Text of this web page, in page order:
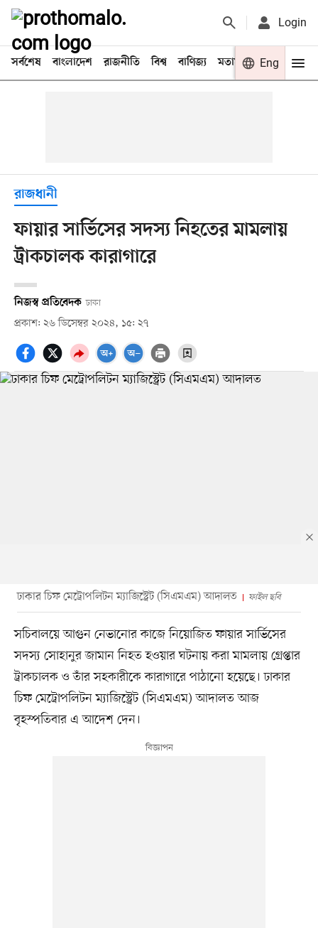
Login
সর্বশেষ বাংলাদেশ রাজনীতি বিশ্ব বাণিজ্য মতামত খেলা
Eng
রাজধানী
ফায়ার সার্ভিসের সদস্য নিহতের মামলায়
ট্রাকচালক কারাগারে
নিজস্ব প্রতিবেদক ঢাকা
প্রকাশ: ২৬ ডিসেম্বর ২০২৪, ১৫: ২৭
ঢাকার চিফ মেট্রোপলিটন ম্যাজিস্ট্রেট (সিএমএম) আদালত ফাইল ছবি
সচিবালয়ে আগুন নেভানোর কাজে নিয়োজিত ফায়ার সার্ভিসের
সদস্য সোহানুর জামান নিহত হওয়ার ঘটনায় করা মামলায় গ্রেপ্তার
ট্রাকচালক ও তাঁর সহকারীকে কারাগারে পাঠানো হয়েছে। ঢাকার
চিফ মেট্রোপলিটন ম্যাজিস্ট্রেট (সিএমএম) আদালত আজ
বৃহস্পতিবার এ আদেশ দেন।